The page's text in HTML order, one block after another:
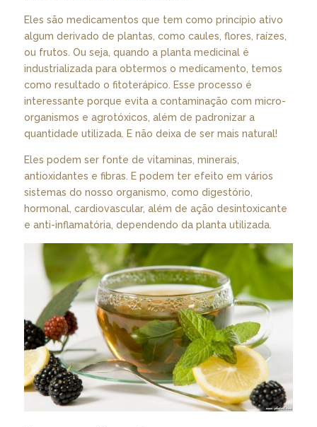
Eles são medicamentos que tem como princípio ativo
algum derivado de plantas, como caules, flores, raízes,
ou frutos. Ou seja, quando a planta medicinal é
industrializada para obtermos o medicamento, temos
como resultado o fitoterápico. Esse processo é
interessante porque evita a contaminação com micro-
organismos e agrotóxicos, além de padronizar a
quantidade utilizada. E não deixa de ser mais natural!
Eles podem ser fonte de vitaminas, minerais,
antioxidantes e fibras. E podem ter efeito em vários
sistemas do nosso organismo, como digestório,
hormonal, cardiovascular, além de ação desintoxicante
e anti-inflamatória, dependendo da planta utilizada.